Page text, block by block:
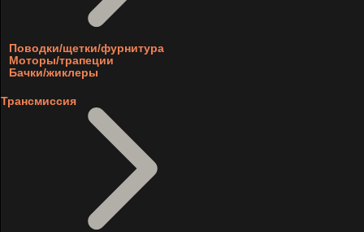
Поводки/щетки/фурнитура
Моторы/трапеции
Бачки/жиклеры
Трансмиссия